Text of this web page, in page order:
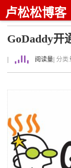
卢松松博客
GoDaddy开
阅读量 | 分类: